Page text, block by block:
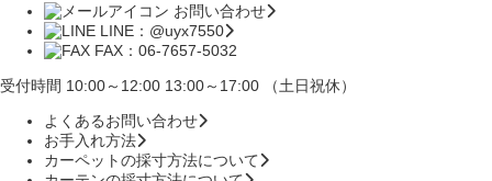
お問い合わせ
LINE：@uyx7550
FAX：06-7657-5032
受付時間 10:00～12:00 13:00～17:00 （土日祝休）
よくあるお問い合わせ
お手入れ方法
カーペットの採寸方法について